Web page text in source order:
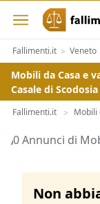
Fallimenti.it > Veneto
Mobili da Casa e
Casale di Scodosia
Fallimenti.it > Mobili
Aste di Mobili da Casa e varie Casale di Scodosia
0 Annunci di
Non